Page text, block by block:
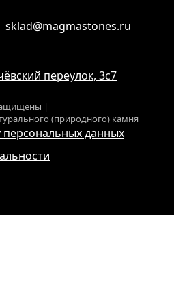
sklad@magmastones.ru
переулок, 3с7
|
(природного) камня
персональных данных